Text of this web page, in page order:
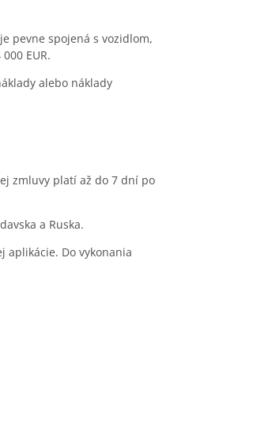
pevne spojená s vozidlom,
EUR.
alebo náklady
zmluvy platí až do 7 dní po
a Ruska.
aplikácie. Do vykonania